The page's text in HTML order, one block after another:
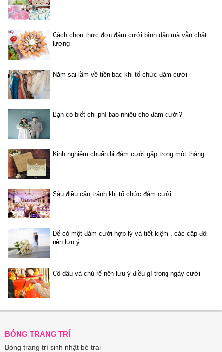
Cách chọn thực đơn đám cưới bình dân mà vẫn chất
lượng
Năm sai lầm về tiền bạc khi tổ chức đám cưới
Bạn có biết chi phí bao nhiêu cho đám cưới?
Kinh nghiệm chuẩn bị đám cưới gấp trong một tháng
Sáu điều cần tránh khi tổ chức đám cưới
Để có một đám cưới hợp lý và tiết kiệm , các cặp đôi
nên lưu ý
Cô dâu và chú rể nên lưu ý điều gì trong ngày cưới
BÓNG TRANG TRÍ
Bóng trang trí sinh nhật bé trai